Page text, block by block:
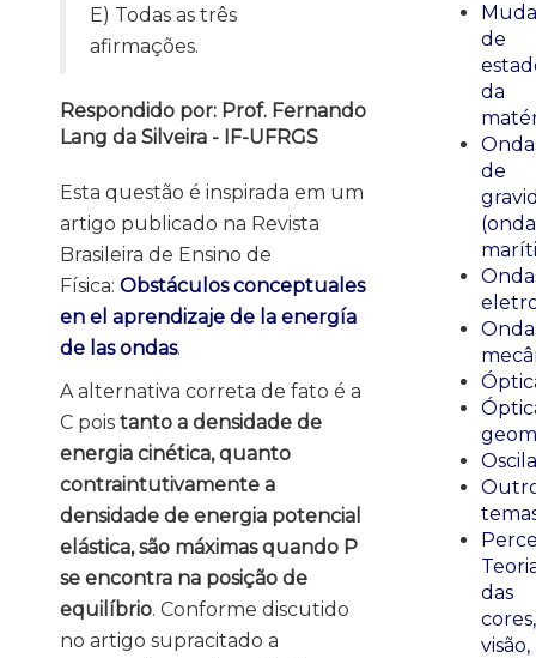
E) Todas as três
afirmações.
Respondido por: Prof. Fernando
Lang da Silveira - IF-UFRGS
Esta questão é inspirada em um
artigo publicado na Revista
Brasileira de Ensino de
Física: Obstáculos conceptuales
en el aprendizaje de la energía
de las ondas.
A alternativa correta de fato é a
C pois tanto a densidade de
energia cinética, quanto
contraintutivamente a
densidade de energia potencial
elástica, são máximas quando P
se encontra na posição de
equilíbrio. Conforme discutido
no artigo supracitado a
de
da
de
das
cores,
visão,